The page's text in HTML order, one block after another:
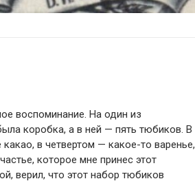
воспоминание. На один из
коробка, а в ней — пять тюбиков. В
в четвертом — какое-то варенье,
которое мне принес этот
верил, что этот набор тюбиков